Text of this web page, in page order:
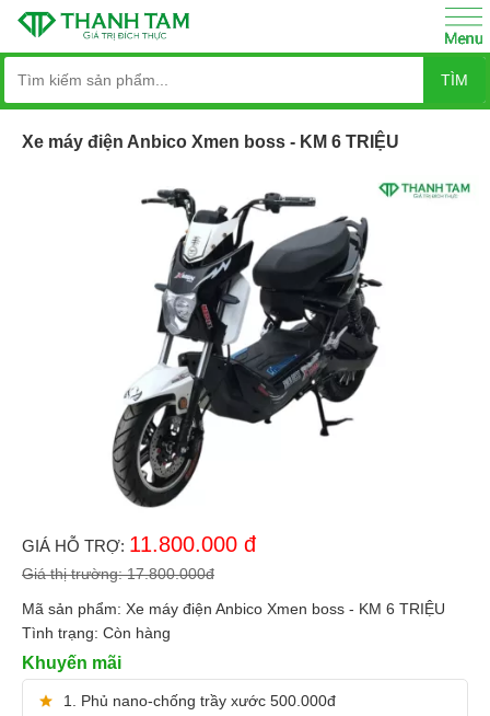
TÌM
Xe máy điện Anbico Xmen boss - KM 6 TRIỆU
GIÁ HỖ TRỢ: 11.800.000 đ
Giá thị trường:17.800.000đ
Mã sản phẩm: Xe máy điện Anbico Xmen boss - KM 6 TRIỆU
Tình trạng: Còn hàng
Khuyến mãi
1. Phủ nano-chống trầy xước 500.000đ